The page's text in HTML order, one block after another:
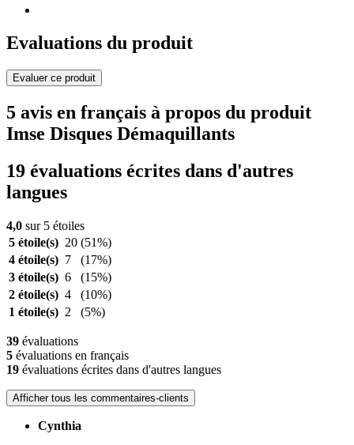
Evaluations du produit
Evaluer ce produit
5 avis en français à propos du produit
Imse Disques Démaquillants
19 évaluations écrites dans d'autres
langues
4,0 sur 5 étoiles
5 étoile(s) 20 (51%)
4 étoile(s) 7
(17%)
3 étoile(s) 6
(15%)
2 étoile(s) 4
(10%)
1 étoile(s) 2 (5%)
39 évaluations
5 évaluations en français
19 évaluations écrites dans d'autres langues
Afficher tous les commentaires-clients
Cynthia